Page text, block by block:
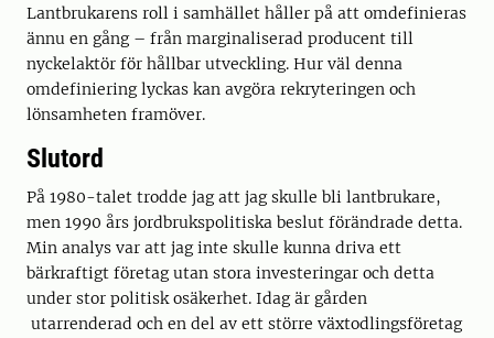
Lantbrukarens roll i samhället håller på att omdefinieras
ännu en gång – från marginaliserad producent till
nyckelaktör för hållbar utveckling. Hur väl denna
omdefiniering lyckas kan avgöra rekryteringen och
lönsamheten framöver.
Slutord
På 1980-talet trodde jag att jag skulle bli lantbrukare,
men 1990 års jordbrukspolitiska beslut förändrade detta.
Min analys var att jag inte skulle kunna driva ett
bärkraftigt företag utan stora investeringar och detta
under stor politisk osäkerhet. Idag är gården
utarrenderad och en del av ett större växtodlingsföretag